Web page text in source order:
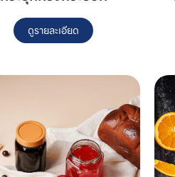
ดูรายละเอียด